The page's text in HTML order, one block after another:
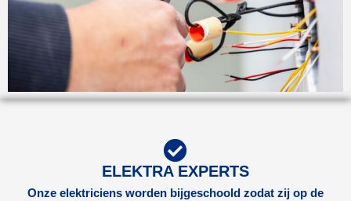
ELEKTRA EXPERTS
Onze elektriciens worden bijgeschoold zodat zij op de